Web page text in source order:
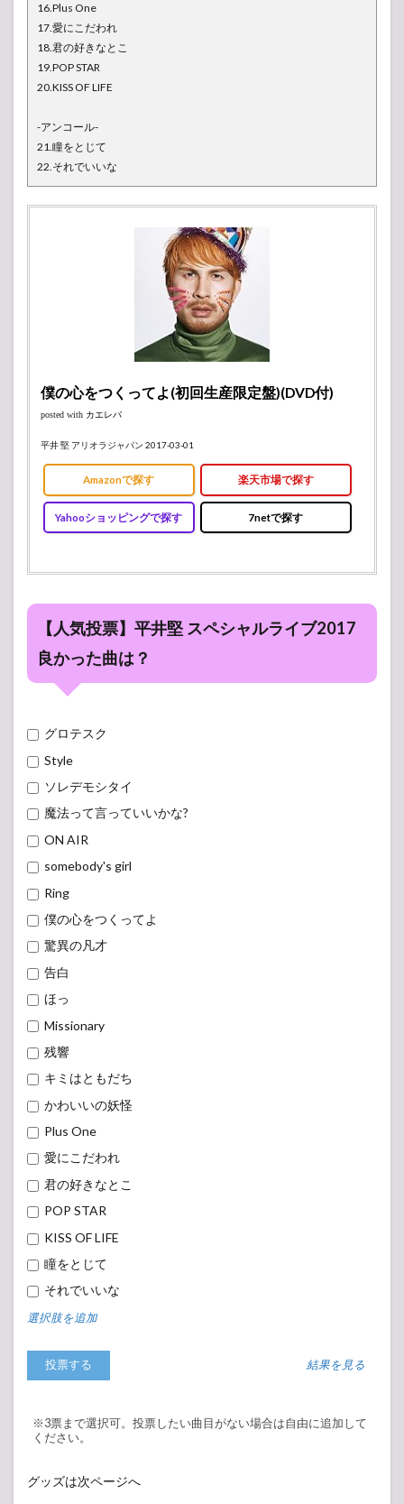
16.Plus One
17.愛にこだわれ
18.君の好きなとこ
19.POP STAR
20.KISS OF LIFE
-アンコール-
21.瞳をとじて
22.それでいいな
僕の心をつくってよ(初回生産限定盤)(DVD付)
posted with カエレバ
平井 堅 アリオラジャパン 2017-03-01
Amazonで探す 楽天市場で探す
Yahooショッピングで探す 7netで探す
【人気投票】平井堅 スペシャルライブ2017
良かった曲は？
グロテスク
Style
ソレデモシタイ
魔法って言っていいかな?
ON AIR
somebody's girl
Ring
僕の心をつくってよ
驚異の凡才
告白
ほっ
Missionary
残響
キミはともだち
かわいいの妖怪
Plus One
愛にこだわれ
君の好きなとこ
POP STAR
KISS OF LIFE
瞳をとじて
それでいいな
選択肢を追加
結果を見る
※3票まで選択可。投票したい曲目がない場合は自由に追加して
ください。
グッズは次ページへ